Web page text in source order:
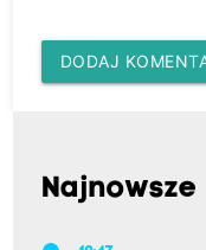
DODAJ
Najnowsze